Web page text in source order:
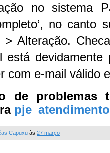
no sistema
no canto
> Alteração.
está devidamente
com e-mail válido
de problemas
Capuxu às 27 março